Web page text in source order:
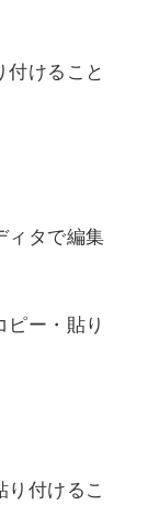
付けること
ィタで編集
ー・貼り
り付けるこ